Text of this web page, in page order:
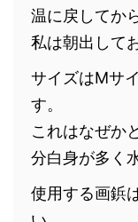
温に戻してか
私は朝出して
サイズはMサ
す。
これはなぜか
分白身が多く
使用する画鋲